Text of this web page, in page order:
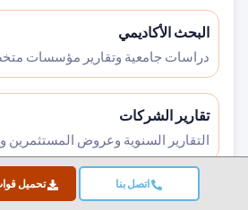
اتصل بنا تحميل
البحث الأكاديمي
دراسات جامعية وتقارير مؤسسات
تقارير الشركات
التقارير السنوية وعروض المستثمرين
مقابلات الخبراء